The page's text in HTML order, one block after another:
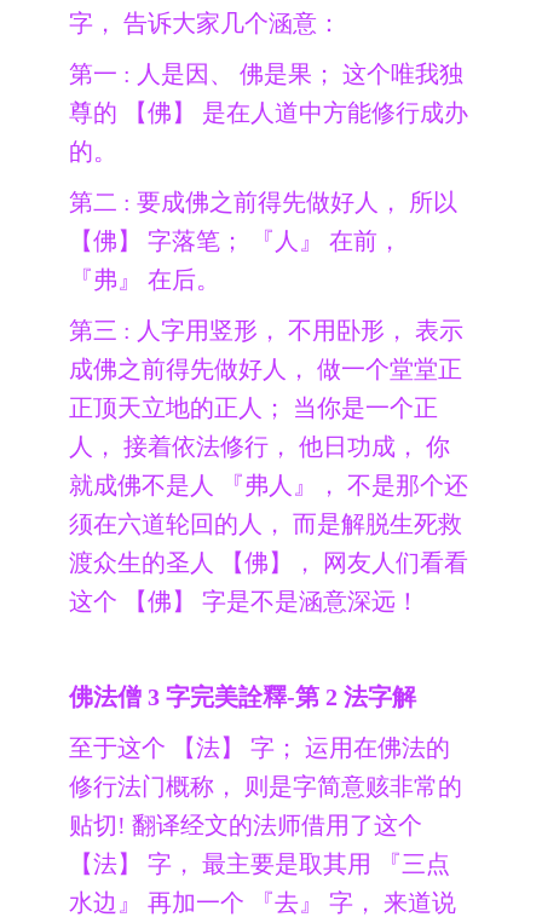
字， 告诉大家几个涵意：
第一 : 人是因、 佛是果； 这个唯我独
尊的 【佛】 是在人道中方能修行成办
的。
第二 : 要成佛之前得先做好人， 所以
【佛】 字落笔； 『人』 在前，
『弗』 在后。
第三 : 人字用竖形， 不用卧形， 表示
成佛之前得先做好人， 做一个堂堂正
正顶天立地的正人； 当你是一个正
人， 接着依法修行， 他日功成， 你
就成佛不是人 『弗人』， 不是那个还
须在六道轮回的人， 而是解脱生死救
渡众生的圣人 【佛】， 网友人们看看
这个 【佛】 字是不是涵意深远！
佛法僧 3 字完美詮釋-第 2 法字解
至于这个 【法】 字； 运用在佛法的
修行法门概称， 则是字简意赅非常的
贴切! 翻译经文的法师借用了这个
【法】 字， 最主要是取其用 『三点
水边』 再加一个 『去』 字， 来道说